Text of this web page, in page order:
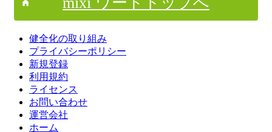
健全化の取り組み
プライバシーポリシー
新規登録
利用規約
ライセンス
お問い合わせ
運営会社
ホーム